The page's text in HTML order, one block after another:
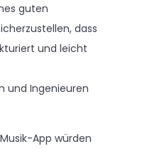
guten
dass
und leicht
und Ingenieuren
App würden